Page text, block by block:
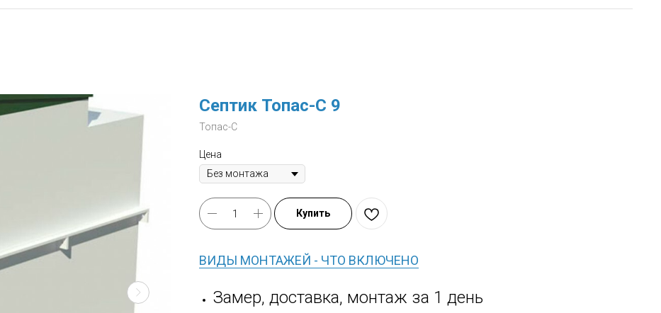
Септик Топас-С 9
Топас-С
Цена
Купить
ВИДЫ МОНТАЖЕЙ - ЧТО ВКЛЮЧЕНО
Замер, доставка, монтаж за 1 день